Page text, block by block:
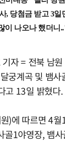
자 = 전북 남
궁계곡 및 뱀사
고 13일 밝혔다.
)에 따르면 4
골1야영장, 뱀